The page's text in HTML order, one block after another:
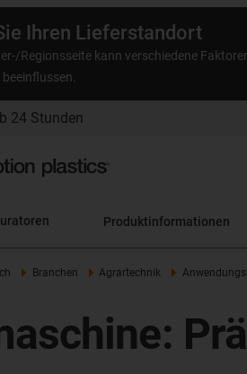
Ihren Lieferstandort
Regionsseite kann verschiedene
24 Stunden
Produktinformationen
Branchen Agrartechnik